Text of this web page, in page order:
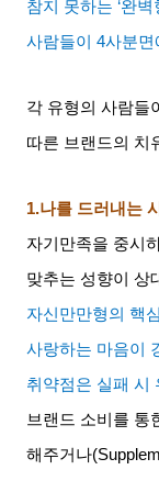
참지 못하는 ‘완벽
사람들이
4사분면
각 유형의 사람들
따른 브랜드의 치
1.나를 드러내는
자기만족을 중시
맞추는 성향이 상
자신만만형의 핵
사랑하는 마음이
취약점은 실패 시
브랜드 소비를 통
해주거나